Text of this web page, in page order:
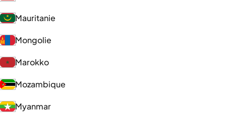
Mauritanie
Mongolie
Marokko
Mozambique
Myanmar